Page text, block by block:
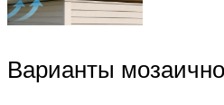
Варианты